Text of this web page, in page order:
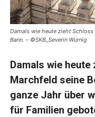
Damals wie heute zieht
Bann. – ©SKB_Severin Wurnig
Damals wie
Marchfeld seine
ganze Jahr über
für Familien